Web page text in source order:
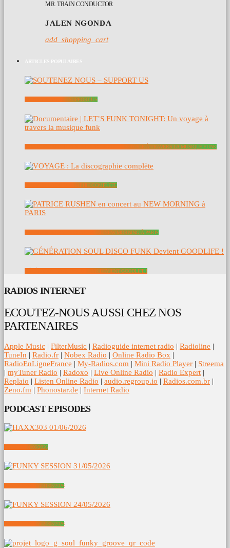
MR. TRAIN CONDUCTOR
JALEN NGONDA
add_shopping_cart
ARTICLES POPULAIRES
SOUTENEZ NOUS – SUPPORT US
DOCUMENTAIRE | LET’S FUNK TONIGHT: UN VOYAGE À TRAVERS LA MUSIQUE FUNK
VOYAGE : LA DISCOGRAPHIE COMPLÈTE
PATRICE RUSHEN EN CONCERT AU NEW MORNING À PARIS
GÉNÉRATION SOUL DISCO FUNK DEVIENT GOODLIFE !
RADIOS INTERNET
ECOUTEZ-NOUS AUSSI CHEZ NOS
PARTENAIRES
Apple Music | FilterMusic | Radioguide internet radio | Radioline |
TuneIn | Radio.fr | Nobex Radio | Online Radio Box |
RadioEnLigneFrance | My-Radios.com | Mini Radio Player | Streema
| myTuner Radio | Radoxo | Live Online Radio | Radio Expert |
Replaio | Listen Online Radio | audio.regroup.io | Radios.com.br |
Zeno.fm | Phonostar.de | Internet Radio
PODCAST EPISODES
HAXX303 01/06/2026
FUNKY SESSION 31/05/2026
FUNKY SESSION 24/05/2026